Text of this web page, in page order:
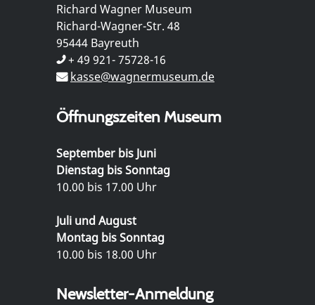
Richard Wagner Museum
Richard-Wagner-Str. 48
95444 Bayreuth
+ 49 921- 75728-16
kasse@wagnermuseum.de
Öffnungszeiten Museum
September bis Juni
Dienstag bis Sonntag
10.00 bis 17.00 Uhr
Juli und August
Montag bis Sonntag
10.00 bis 18.00 Uhr
Newsletter-Anmeldung